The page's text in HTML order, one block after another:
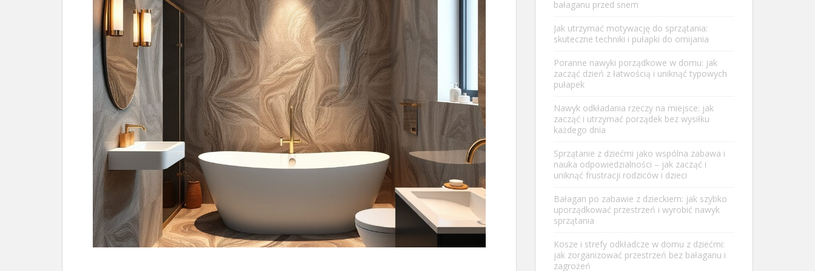
bałaganu przed snem
Jak utrzymać motywację do sprzątania:
skuteczne techniki i pułapki do omijania
Poranne nawyki porządkowe w domu: jak
zacząć dzień z łatwością i uniknąć typowych
pułapek
Nawyk odkładania rzeczy na miejsce: jak
zacząć i utrzymać porządek bez wysiłku
każdego dnia
Sprzątanie z dziećmi jako wspólna zabawa i
nauka odpowiedzialności – jak zacząć i
uniknąć frustracji rodziców i dzieci
Bałagan po zabawie z dzieckiem: jak szybko
uporządkować przestrzeń i wyrobić nawyk
sprzątania
Kosze i strefy odkładcze w domu z dziećmi:
jak zorganizować przestrzeń bez bałaganu i
zagrożeń